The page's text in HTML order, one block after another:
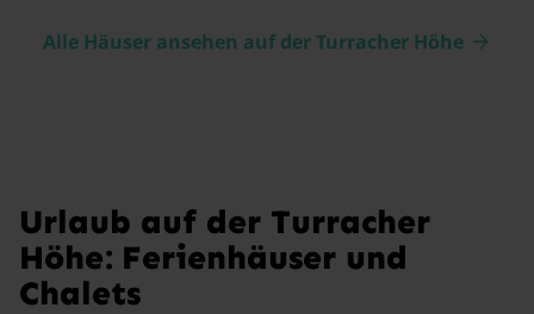
Alle Häuser ansehen auf der Turracher Höhe
Urlaub auf der Turracher
Höhe: Ferienhäuser und
Chalets